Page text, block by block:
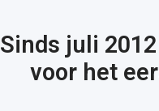
Sinds juli
voor het